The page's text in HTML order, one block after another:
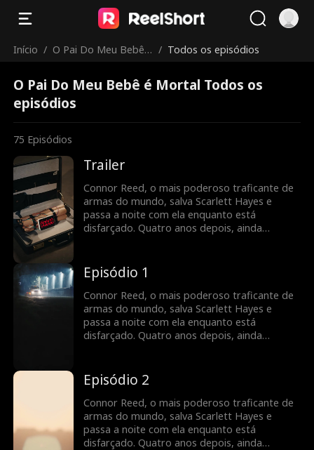
Início / O Pai Do Meu Bebê é / Todos os episódios
O Pai Do Meu Bebê é Mortal Todos os
episódios
75 Episódios
Trailer
Connor Reed, o mais poderoso traficante de
armas do mundo, salva Scarlett Hayes e
passa a noite com ela enquanto está
disfarçado. Quatro anos depois, ainda
em segurança... sem revelar a sua verdadeira
identidade.
Episódio 1
Connor Reed, o mais poderoso traficante de
armas do mundo, salva Scarlett Hayes e
passa a noite com ela enquanto está
disfarçado. Quatro anos depois, ainda
em segurança... sem revelar a sua verdadeira
identidade.
Episódio 2
Connor Reed, o mais poderoso traficante de
armas do mundo, salva Scarlett Hayes e
passa a noite com ela enquanto está
disfarçado. Quatro anos depois, ainda